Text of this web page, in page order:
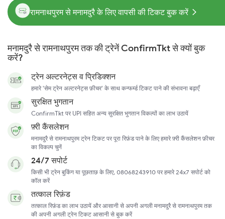
रामनाथपुरम से मनामदुरै के लिए वापसी की टिकट बुक करें
मनामदुरै से रामनाथपुरम तक की ट्रेनें ConfirmTkt से क्यों बुक
करें?
ट्रेन अल्टरनेट्स व प्रिडिक्शन
हमारे 'सेम ट्रेन अल्टरनेट्स फ़ीचर' के साथ कन्फर्म्ड टिकट पाने की संभावना बढ़ाएँ
सुरक्षित भुगतान
ConfirmTkt पर UPI सहित अन्य सुरक्षित भुगतान विकल्पों का लाभ उठायें
फ़्री कैंसलेशन
मनामदुरै से रामनाथपुरम ट्रेन टिकट पर पूरा रिफ़ंड पाने के लिए हमारे फ़्री कैंसलेशन फ़ीचर
का विकल्प चुनें
24/7 सपोर्ट
किसी भी ट्रेन बुकिंग या पूछताछ के लिए, 08068243910 पर हमारे 24x7 सपोर्ट को
कॉल करें
तत्काल रिफ़ंड
तत्काल रिफ़ंड का लाभ उठायें और आसानी से अपनी अगली मनामदुरै से रामनाथपुरम तक
की अपनी अगली ट्रेन टिकट आसानी से बुक करें